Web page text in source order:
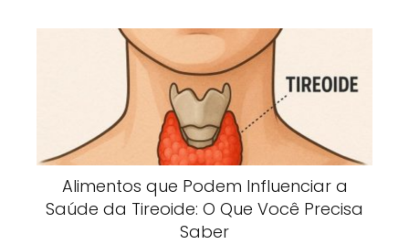
Alimentos que Podem Influenciar a
Saúde da Tireoide: O Que Você Precisa
Saber